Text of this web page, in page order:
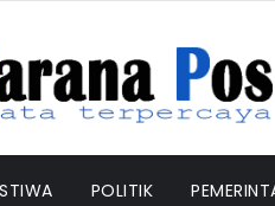
POLITIK